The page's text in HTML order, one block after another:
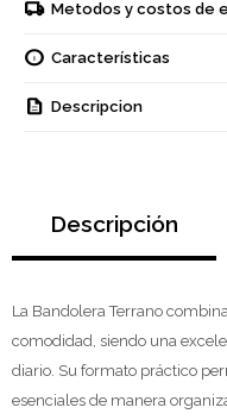
Metodos y costos de
Características
Descripcion
Descripción
La Bandolera Terrano
comodidad, siendo una
diario. Su formato práctico
esenciales de manera